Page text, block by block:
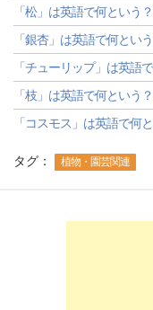
「松」は英語で何という
「銀杏」は英語で何とい
「チューリップ」は英語
「枝」は英語で何という
「コスモス」は英語で何
タグ： 植物・園芸関連